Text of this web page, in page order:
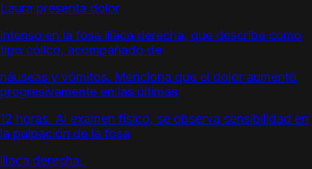
Laura presenta dolor
intenso en la fosa ilíaca derecha, que describe como
tipo cólico, acompañado de
náuseas y vómitos. Menciona que el dolor aumentó
progresivamente en las últimas
12 horas. Al examen físico, se observa sensibilidad en
la palpación de la fosa
ilíaca derecha.